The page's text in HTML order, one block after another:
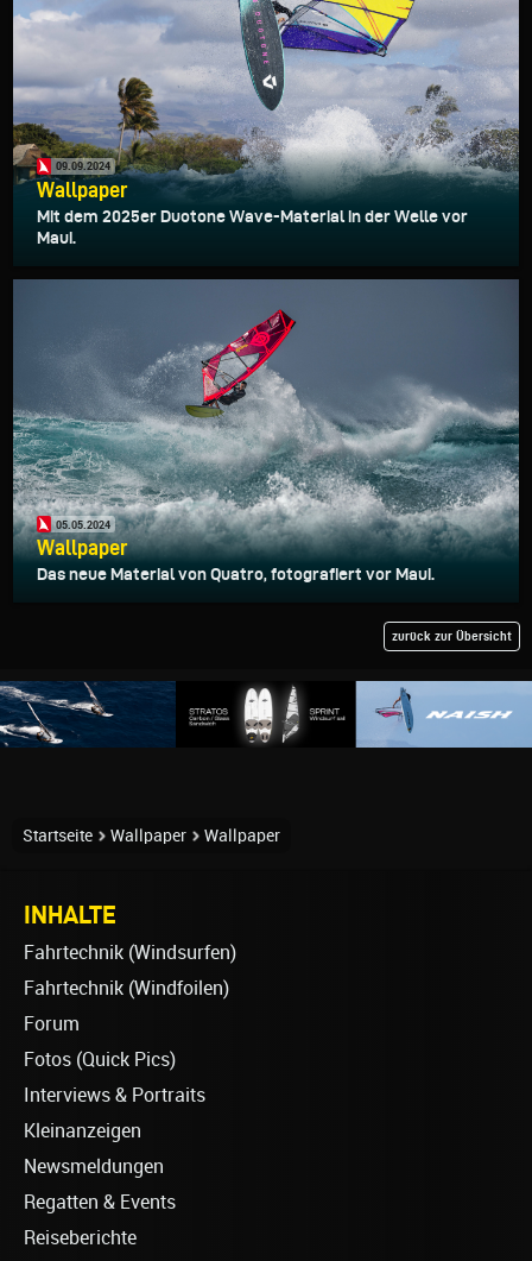
09.09.2024
Wallpaper
Mit dem 2025er Duotone Wave-Material in der Welle vor
Maui.
05.05.2024
Wallpaper
Das neue Material von Quatro, fotografiert vor Maui.
zurück zur Übersicht
Startseite Wallpaper Wallpaper
INHALTE
Fahrtechnik (Windsurfen)
Fahrtechnik (Windfoilen)
Forum
Fotos (Quick Pics)
Interviews & Portraits
Kleinanzeigen
Newsmeldungen
Regatten & Events
Reiseberichte